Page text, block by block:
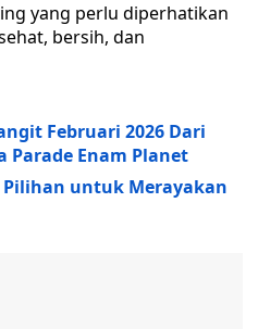
yang perlu diperhatikan
bersih, dan
Februari 2026 Dari
Enam Planet
Pilihan untuk Merayakan